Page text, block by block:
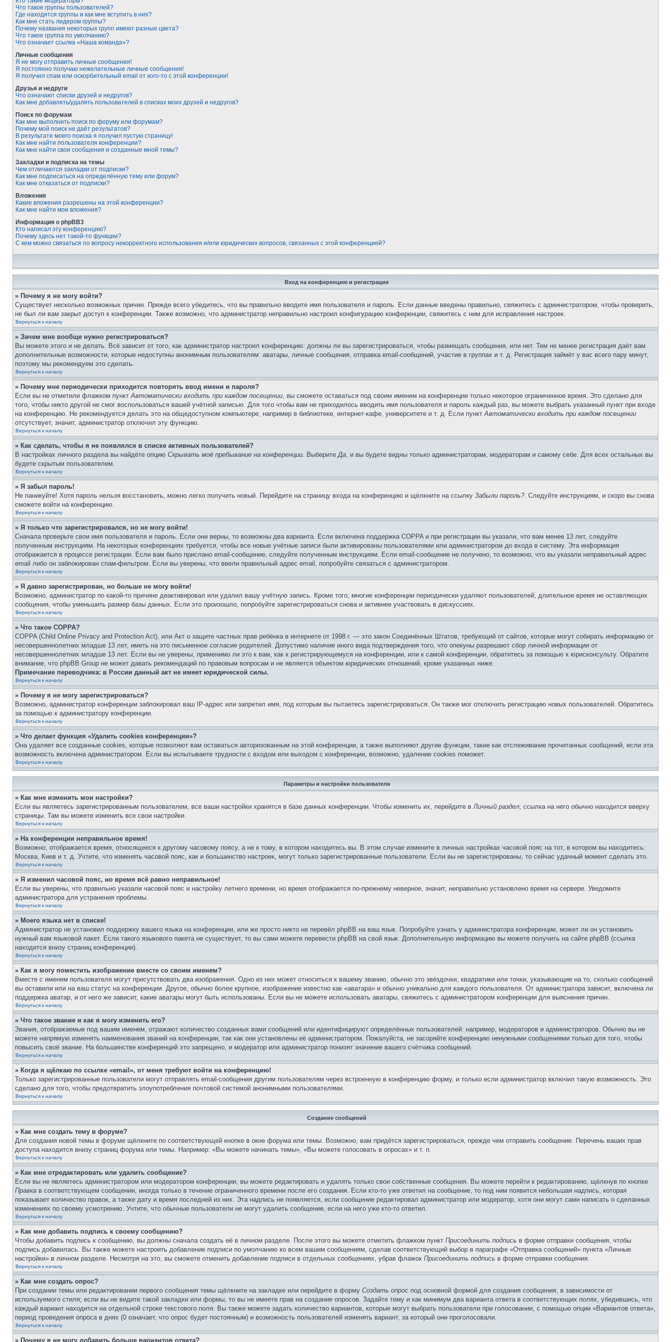
Что такое группы пользователей?
Где находятся группы и как мне вступить в них?
Как мне стать лидером группы?
Почему названия некоторых групп имеют разные цвета?
Что такое группа по умолчанию?
Что означает ссылка «Наша команда»?
Личные сообщения
Я не могу отправить личные сообщения!
Я постоянно получаю нежелательные личные сообщения!
Я получил спам или оскорбительный email от кого-то с этой конференции!
Друзья и недруги
Что означают списки друзей и недругов?
Как мне добавлять/удалять пользователей в списках моих друзей и недругов?
Поиск по форумам
Как мне выполнить поиск по форуму или форумам?
Почему мой поиск не даёт результатов?
В результате моего поиска я получил пустую страницу!
Как мне найти пользователя конференции?
Как мне найти свои сообщения и созданные мной темы?
Закладки и подписка на темы
Чем отличаются закладки от подписки?
Как мне подписаться на определённую тему или форум?
Как мне отказаться от подписки?
Вложения
Какие вложения разрешены на этой конференции?
Как мне найти мои вложения?
Информация о phpBB3
Кто написал эту конференцию?
Почему здесь нет такой-то функции?
С кем можно связаться по вопросу некорректного использования и/или юридических вопросов, связанных с этой конференцией?
Вход на конференцию и регистрация
» Почему я не могу войти?
Существует несколько возможных причин. Прежде всего убедитесь, что вы правильно вводите имя пользователя и пароль. Если данные введены правильно, свяжитесь с администратором, чтобы проверить,
не был ли вам закрыт доступ к конференции. Также возможно, что администратор неправильно настроил конфигурацию конференции, свяжитесь с ним для исправления настроек.
Вернуться к началу
» Зачем мне вообще нужно регистрироваться?
Вы можете этого и не делать. Всё зависит от того, как администратор настроил конференцию: должны ли вы зарегистрироваться, чтобы размещать сообщения, или нет. Тем не менее регистрация даёт вам
дополнительные возможности, которые недоступны анонимным пользователям: аватары, личные сообщения, отправка email-сообщений, участие в группах и т. д. Регистрация займёт у вас всего пару минут,
поэтому мы рекомендуем это сделать.
Вернуться к началу
» Почему мне периодически приходится повторять ввод имени и пароля?
Если вы не отметили флажком пунктАвтоматически входить при каждом посещении, вы сможете оставаться под своим именем на конференции только некоторое ограниченное время. Это сделано для
того, чтобы никто другой не смог воспользоваться вашей учётной записью. Для того чтобы вам не приходилось вводить имя пользователя и пароль каждый раз, вы можете выбрать указанный пункт при входе
на конференцию. Не рекомендуется делать это на общедоступном компьютере, например в библиотеке, интернет-кафе, университете и т. д. Если пунктАвтоматически входить при каждом посещении
отсутствует, значит, администратор отключил эту функцию.
Вернуться к началу
» Как сделать, чтобы я не появлялся в списке активных пользователей?
В настройках личного раздела вы найдёте опцию Скрывать моё пребывание на конференции. ВыберитеДа, и вы будете видны только администраторам, модераторам и самому себе. Для всех остальных вы
будете скрытым пользователем.
Вернуться к началу
» Я забыл пароль!
Не паникуйте! Хотя пароль нельзя восстановить, можно легко получить новый. Перейдите на страницу входа на конференцию и щёлкните на ссылку Забыли пароль?. Следуйте инструкциям, и скоро вы снова
сможете войти на конференцию.
Вернуться к началу
» Я только что зарегистрировался, но не могу войти!
Сначала проверьте свои имя пользователя и пароль. Если они верны, то возможны два варианта. Если включена поддержка COPPA и при регистрации вы указали, что вам менее 13 лет, следуйте
полученным инструкциям. На некоторых конференциях требуется, чтобы все новые учётные записи были активированы пользователями или администратором до входа в систему. Эта информация
отображается в процессе регистрации. Если вам было прислано email-сообщение, следуйте полученным инструкциям. Если email-сообщение не получено, то возможно, что вы указали неправильный адрес
email либо он заблокирован спам-фильтром. Если вы уверены, что ввели правильный адрес email, попробуйте связаться с администратором.
Вернуться к началу
» Я давно зарегистрирован, но больше не могу войти!
Возможно, администратор по какой-то причине деактивировал или удалил вашу учётную запись. Кроме того, многие конференции периодически удаляют пользователей, длительное время не оставляющих
сообщения, чтобы уменьшить размер базы данных. Если это произошло, попробуйте зарегистрироваться снова и активнее участвовать в дискуссиях.
Вернуться к началу
» Что такое COPPA?
COPPA (Child Online Privacy and Protection Act), или Акт о защите частных прав ребёнка в интернете от 1998 г. — это закон Соединённых Штатов, требующий от сайтов, которые могут собирать информацию от
несовершеннолетних младше 13 лет, иметь на это письменное согласие родителей. Допустимо наличие иного вида подтверждения того, что опекуны разрешают сбор личной информации от
несовершеннолетних младше 13 лет. Если вы не уверены, применимо ли это к вам, как к регистрирующемуся на конференции, или к самой конференции, обратитесь за помощью к юрисконсульту. Обратите
внимание, что phpBB Group не может давать рекомендаций по правовым вопросам и не является объектом юридических отношений, кроме указанных ниже.
Примечание переводчика: в России данный акт не имеет юридической силы.
Вернуться к началу
» Почему я не могу зарегистрироваться?
Возможно, администратор конференции заблокировал ваш IP-адрес или запретил имя, под которым вы пытаетесь зарегистрироваться. Он также мог отключить регистрацию новых пользователей. Обратитесь
за помощью к администратору конференции.
Вернуться к началу
» Что делает функция «Удалить cookies конференции»?
Она удаляет все созданные cookies, которые позволяют вам оставаться авторизованным на этой конференции, а также выполняют другие функции, такие как отслеживание прочитанных сообщений, если эта
возможность включена администратором. Если вы испытываете трудности с входом или выходом с конференции, возможно, удаление cookies поможет.
Вернуться к началу
Параметры и настройки пользователя
» Как мне изменить мои настройки?
Если вы являетесь зарегистрированным пользователем, все ваши настройки хранятся в базе данных конференции. Чтобы изменить их, перейдите вЛичный раздел; ссылка на него обычно находится вверху
страницы. Там вы можете изменить все свои настройки.
Вернуться к началу
» На конференции неправильное время!
Возможно, отображается время, относящееся к другому часовому поясу, а не к тому, в котором находитесь вы. В этом случае измените в личных настройках часовой пояс на тот, в котором вы находитесь:
Москва, Киев и т. д. Учтите, что изменять часовой пояс, как и большинство настроек, могут только зарегистрированные пользователи. Если вы не зарегистрированы, то сейчас удачный момент сделать это.
Вернуться к началу
» Я изменил часовой пояс, но время всё равно неправильное!
Если вы уверены, что правильно указали часовой пояс и настройку летнего времени, но время отображается по-прежнему неверное, значит, неправильно установлено время на сервере. Уведомите
администратора для устранения проблемы.
Вернуться к началу
» Моего языка нет в списке!
Администратор не установил поддержку вашего языка на конференции, или же просто никто не перевёл phpBB на ваш язык. Попробуйте узнать у администратора конференции, может ли он установить
нужный вам языковой пакет. Если такого языкового пакета не существует, то вы сами можете перевести phpBB на свой язык. Дополнительную информацию вы можете получить на сайте phpBB (ссылка
находится внизу страниц конференции).
Вернуться к началу
» Как я могу поместить изображение вместе со своим именем?
Вместе с именем пользователя могут присутствовать два изображения. Одно из них может относиться к вашему званию, обычно это звёздочки, квадратики или точки, указывающие на то, сколько сообщений
вы оставили или на ваш статус на конференции. Другое, обычно более крупное, изображение известно как «аватара» и обычно уникально для каждого пользователя. От администратора зависит, включена ли
поддержка аватар, и от него же зависит, какие аватары могут быть использованы. Если вы не можете использовать аватары, свяжитесь с администратором конференции для выяснения причин.
Вернуться к началу
» Что такое звание и как я могу изменить его?
Звания, отображаемые под вашим именем, отражают количество созданных вами сообщений или идентифицируют определённых пользователей: например, модераторов и администраторов. Обычно вы не
можете напрямую изменять наименования званий на конференции, так как они установлены её администратором. Пожалуйста, не засоряйте конференцию ненужными сообщениями только для того, чтобы
повысить своё звание. На большинстве конференций это запрещено, и модератор или администратор понизят значение вашего счётчика сообщений.
Вернуться к началу
» Когда я щёлкаю по ссылке «email», от меня требуют войти на конференцию!
Только зарегистрированные пользователи могут отправлять email-сообщения другим пользователям через встроенную в конференцию форму, и только если администратор включил такую возможность. Это
сделано для того, чтобы предотвратить злоупотребления почтовой системой анонимными пользователями.
Вернуться к началу
Создание сообщений
» Как мне создать тему в форуме?
Для создания новой темы в форуме щёлкните по соответствующей кнопке в окне форума или темы. Возможно, вам придётся зарегистрироваться, прежде чем отправить сообщение. Перечень ваших прав
доступа находится внизу страниц форума или темы. Например: «Вы можете начинать темы», «Вы можете голосовать в опросах» и т. п.
Вернуться к началу
» Как мне отредактировать или удалить сообщение?
Если вы не являетесь администратором или модератором конференции, вы можете редактировать и удалять только свои собственные сообщения. Вы можете перейти к редактированию, щёлкнув по кнопке
Правка в соответствующем сообщении, иногда только в течение ограниченного времени после его создания. Если кто-то уже ответил на сообщение, то под ним появится небольшая надпись, которая
показывает количество правок, а также дату и время последней из них. Эта надпись не появляется, если сообщение редактировал администратор или модератор, хотя они могут сами написать о сделанных
изменениях по своему усмотрению. Учтите, что обычные пользователи не могут удалить сообщение, если на него уже кто-то ответил.
Вернуться к началу
» Как мне добавить подпись к своему сообщению?
Чтобы добавить подпись к сообщению, вы должны сначала создать её в личном разделе. После этого вы можете отметить флажком пункт Присоединить подпись в форме отправки сообщения, чтобы
подпись добавилась. Вы также можете настроить добавление подписи по умолчанию ко всем вашим сообщениям, сделав соответствующий выбор в параграфе «Отправка сообщений» пункта «Личные
настройки» в личном разделе. Несмотря на это, вы сможете отменить добавление подписи в отдельных сообщениях, убрав флажок Присоединить подпись в форме отправки сообщения.
Вернуться к началу
» Как мне создать опрос?
При создании темы или редактировании первого сообщения темы щёлкните на закладке или перейдите в форму Создать опрос под основной формой для создания сообщения, в зависимости от
используемого стиля; если вы не видите такой закладки или формы, то вы не имеете прав на создание опросов. Задайте тему и как минимум два варианта ответа в соответствующих полях, убедившись, что
каждый вариант находится на отдельной строке текстового поля. Вы также можете задать количество вариантов, которые могут выбрать пользователи при голосовании, с помощью опции «Вариантов ответа»,
период проведения опроса в днях (0 означает, что опрос будет постоянным) и возможность пользователей изменять вариант, за который они проголосовали.
Вернуться к началу
» Почему я не могу добавить больше вариантов ответа?